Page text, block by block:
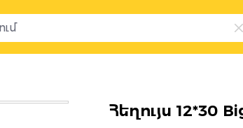
Հեղույս 12*30